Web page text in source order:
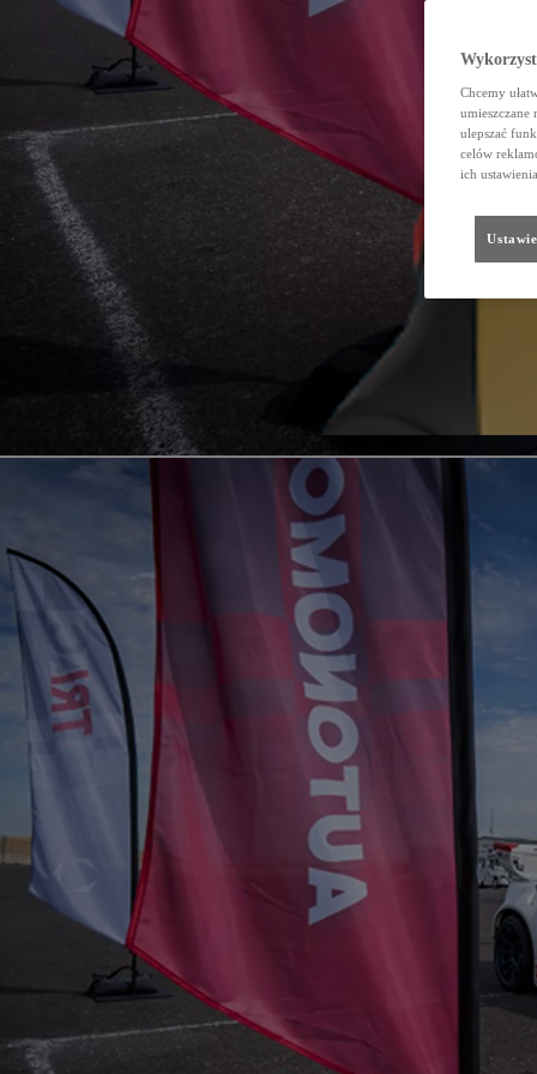
Chcemy
ulepszać
celów
ich